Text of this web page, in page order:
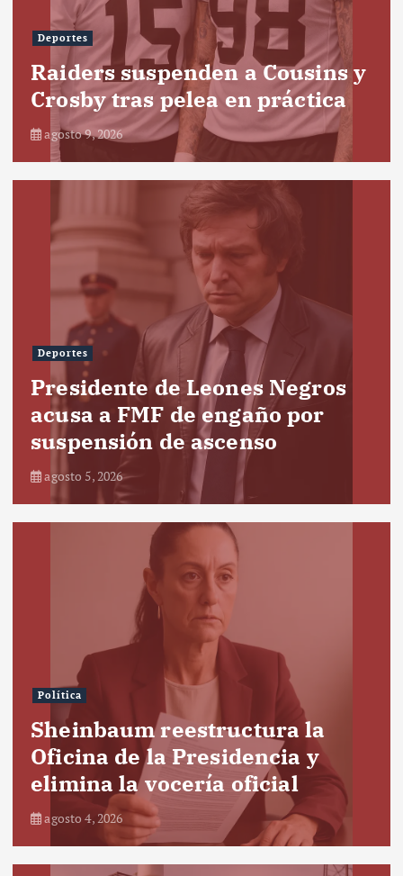
Deportes
Raiders suspenden a Cousins y
Crosby tras pelea en práctica
agosto 9, 2026
Deportes
Presidente de Leones Negros
acusa a FMF de engaño por
suspensión de ascenso
agosto 5, 2026
Política
Sheinbaum reestructura la
Oficina de la Presidencia y
elimina la vocería oficial
agosto 4, 2026